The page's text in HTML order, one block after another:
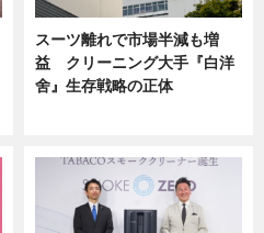
スーツ離れで市場半減も増
益 クリーニング大手『白洋
舍』生存戦略の正体